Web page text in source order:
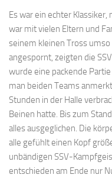
Es war ein echter
war mit vielen Eltern und
seinem kleinen Tross
angespornt, zeigten die
wurde eine packende
man beiden Teams
Stunden in der Halle
Beinen hatte. Bis zum
alles ausgeglichen. Die
alle gefühlt einen Kopf
unbändigen SSV-
entschieden am Ende nur